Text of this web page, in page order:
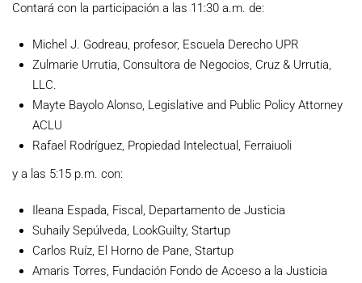
Contará con la participación a las 11:30 a.m. de:
Michel J. Godreau, profesor, Escuela Derecho UPR
Zulmarie Urrutia, Consultora de Negocios, Cruz & Urrutia,
LLC.
Mayte Bayolo Alonso, Legislative and Public Policy Attorney
ACLU
Rafael Rodríguez, Propiedad Intelectual, Ferraiuoli
y a las 5:15 p.m. con:
Ileana Espada, Fiscal, Departamento de Justicia
Suhaily Sepúlveda, LookGuilty, Startup
Carlos Ruíz, El Horno de Pane, Startup
Amaris Torres, Fundación Fondo de Acceso a la Justicia